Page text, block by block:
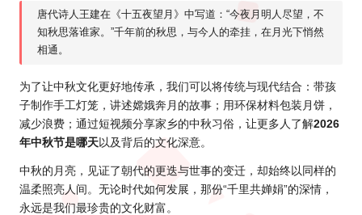
唐代诗人王建在《十五夜望月》中写道：“今夜月明人尽望，不
知秋思落谁家。”千年前的秋思，与今人的牵挂，在月光下悄然
相通。
为了让中秋文化更好地传承，我们可以将传统与现代结合：带孩
子制作手工灯笼，讲述嫦娥奔月的故事；用环保材料包装月饼，
减少浪费；通过短视频分享家乡的中秋习俗，让更多人了解2026
年中秋节是哪天以及背后的文化深意。
中秋的月亮，见证了朝代的更迭与世事的变迁，却始终以同样的
温柔照亮人间。无论时代如何发展，那份“千里共婵娟”的深情，
永远是我们最珍贵的文化财富。